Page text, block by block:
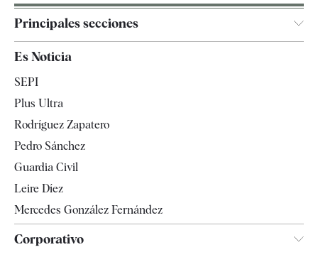
Principales secciones
España
Televisión
Es Noticia
SEPI
Plus Ultra
Rodríguez Zapatero
Pedro Sánchez
Guardia Civil
Leire Díez
Mercedes González Fernández
Corporativo